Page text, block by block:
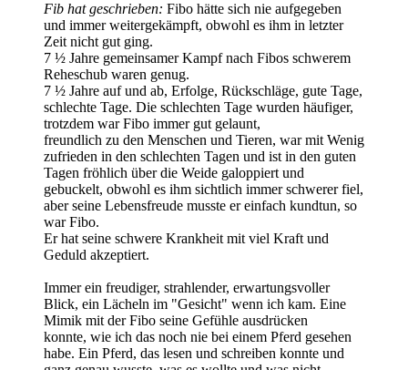
Fib hat geschrieben: Fibo hätte sich nie aufgegeben
und immer weitergekämpft, obwohl es ihm in letzter
Zeit nicht gut ging.
7 ½ Jahre gemeinsamer Kampf nach Fibos schwerem
Reheschub waren genug.
7 ½ Jahre auf und ab, Erfolge, Rückschläge, gute Tage,
schlechte Tage. Die schlechten Tage wurden häufiger,
trotzdem war Fibo immer gut gelaunt,
freundlich zu den Menschen und Tieren, war mit Wenig
zufrieden in den schlechten Tagen und ist in den guten
Tagen fröhlich über die Weide galoppiert und
gebuckelt, obwohl es ihm sichtlich immer schwerer fiel,
aber seine Lebensfreude musste er einfach kundtun, so
war Fibo.
Er hat seine schwere Krankheit mit viel Kraft und
Geduld akzeptiert.
Immer ein freudiger, strahlender, erwartungsvoller
Blick, ein Lächeln im "Gesicht" wenn ich kam. Eine
Mimik mit der Fibo seine Gefühle ausdrücken
konnte, wie ich das noch nie bei einem Pferd gesehen
habe. Ein Pferd, das lesen und schreiben konnte und